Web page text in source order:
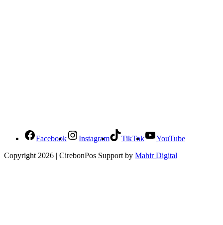
Facebook Instagram TikTok
YouTube
Copyright 2026 | CirebonPos Support by Mahir Digital